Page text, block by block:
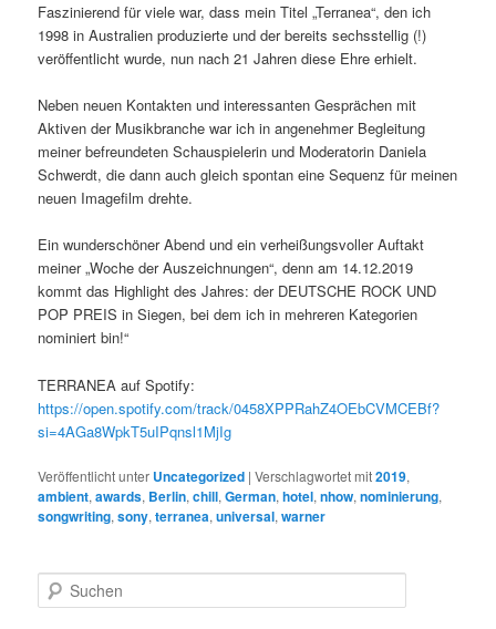
Faszinierend für viele war, dass mein Titel „Terranea“, den ich
1998 in Australien produzierte und der bereits sechsstellig (!)
veröffentlicht wurde, nun nach 21 Jahren diese Ehre erhielt.
Neben neuen Kontakten und interessanten Gesprächen mit
Aktiven der Musikbranche war ich in angenehmer Begleitung
meiner befreundeten Schauspielerin und Moderatorin Daniela
Schwerdt, die dann auch gleich spontan eine Sequenz für meinen
neuen Imagefilm drehte.
Ein wunderschöner Abend und ein verheißungsvoller Auftakt
meiner „Woche der Auszeichnungen“, denn am 14.12.2019
kommt das Highlight des Jahres: der DEUTSCHE ROCK UND
POP PREIS in Siegen, bei dem ich in mehreren Kategorien
nominiert bin!“
TERRANEA auf Spotify:
https://open.spotify.com/track/0458XPPRahZ4OEbCVMCEBf?
si=4AGa8WpkT5uIPqnsl1MjIg
Veröffentlicht unter Uncategorized |Verschlagwortet mit2019,
ambient,awards, Berlin,chill,German,hotel,nhow,nominierung,
songwriting,sony,terranea,universal,warner
u